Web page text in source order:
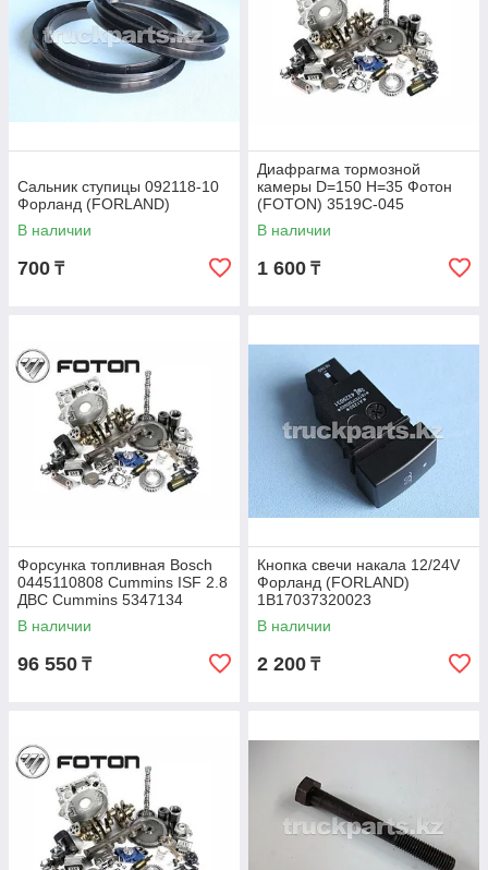
Сальник ступицы 092118-10
Форланд (FORLAND)
В наличии
700 ₸
Диафрагма тормозной
камеры D=150 H=35 Фотон
(FOTON) 3519C-045
В наличии
1 600 ₸
Форсунка топливная Bosch
0445110808 Cummins ISF 2.8
ДВС Cummins 5347134
В наличии
96 550 ₸
Кнопка свечи накала 12/24V
Форланд (FORLAND)
1B17037320023
В наличии
2 200 ₸